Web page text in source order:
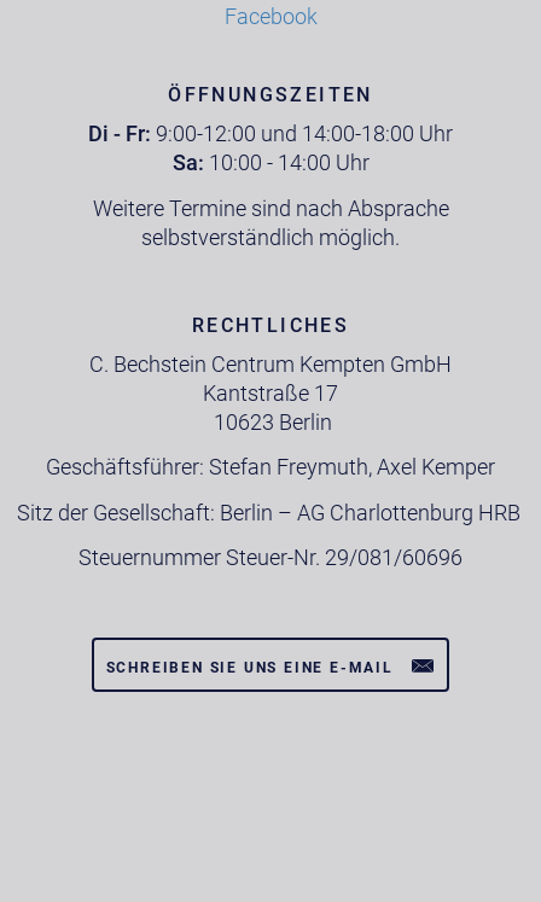
Facebook
ÖFFNUNGSZEITEN
Di - Fr: 9:00-12:00 und 14:00-18:00 Uhr
Sa: 10:00 - 14:00 Uhr
Weitere Termine sind nach Absprache
selbstverständlich möglich.
RECHTLICHES
C. Bechstein Centrum Kempten GmbH
Kantstraße 17
10623 Berlin
Geschäftsführer: Stefan Freymuth, Axel Kemper
Sitz der Gesellschaft: Berlin – AG Charlottenburg HRB
Steuernummer Steuer-Nr. 29/081/60696
SCHREIBEN SIE UNS EINE E-MAIL